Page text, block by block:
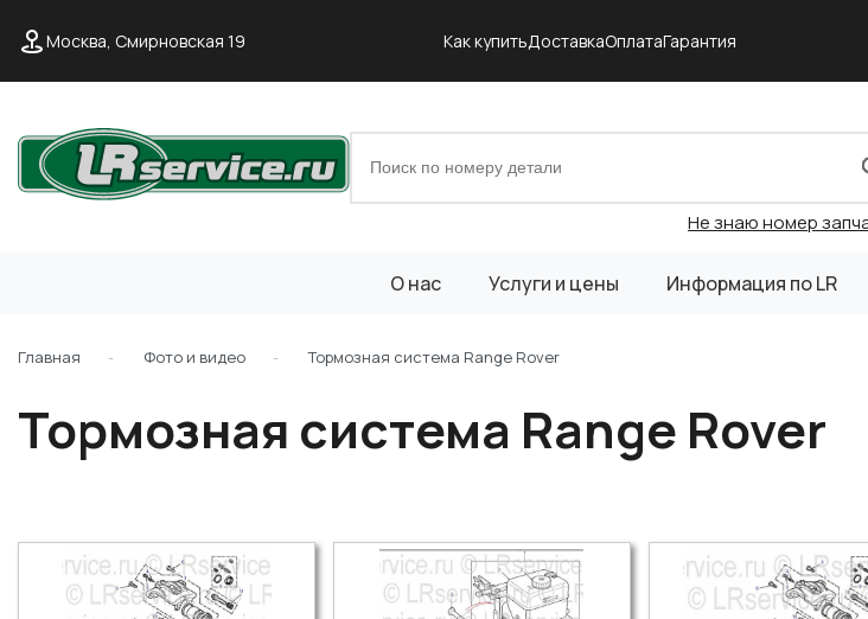
Москва, Смирновская 19 Как купитьДоставкаОплатаГарантия
Не знаю номер
О нас Услуги и цены Информация по LR
Главная Фото и видео Тормозная система Range Rover
Тормозная система Range Rover